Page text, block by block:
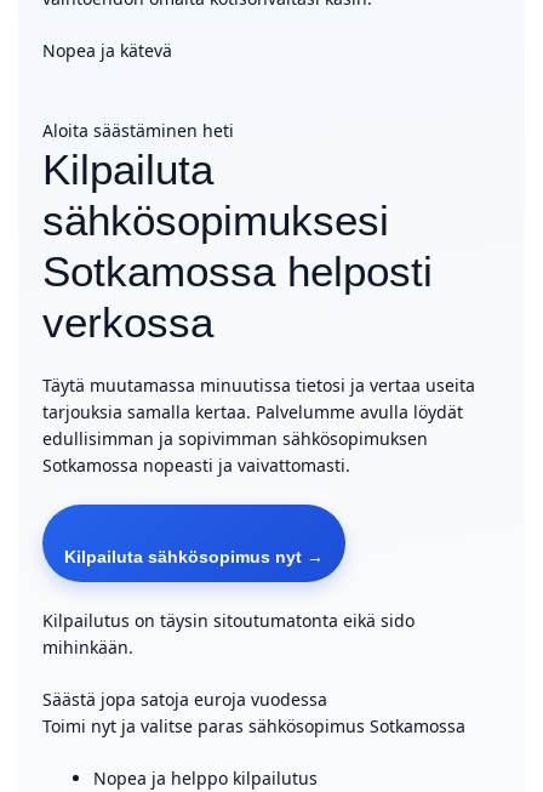
Nopea ja kätevä
Aloita säästäminen heti
Kilpailuta
sähkösopimuksesi
Sotkamossa helposti
verkossa
Täytä muutamassa minuutissa tietosi ja vertaa useita
tarjouksia samalla kertaa. Palvelumme avulla löydät
edullisimman ja sopivimman sähkösopimuksen
Sotkamossa nopeasti ja vaivattomasti.
Kilpailuta sähkösopimus nyt →
Kilpailutus on täysin sitoutumatonta eikä sido
mihinkään.
Säästä jopa satoja euroja vuodessa
Toimi nyt ja valitse paras sähkösopimus Sotkamossa
Nopea ja helppo kilpailutus